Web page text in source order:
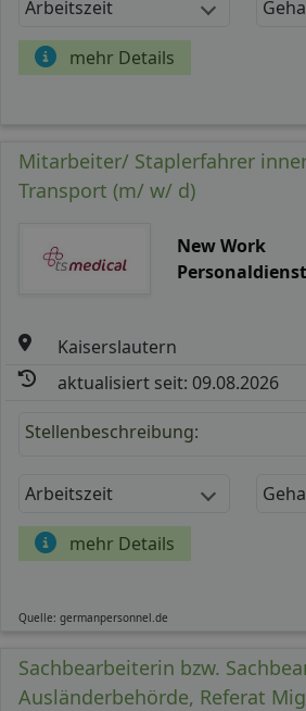
Arbeitszeit
mehr Details
Mitarbeiter/ Staplerfahrer
Transport (m/ w/ d)
New Work
Kaiserslautern
aktualisiert seit: 09.08.2026
Stellenbeschreibung:
Arbeitszeit
mehr Details
Quelle: germanpersonnel.de
Sachbearbeiterin bzw.
Ausländerbehörde, Referat